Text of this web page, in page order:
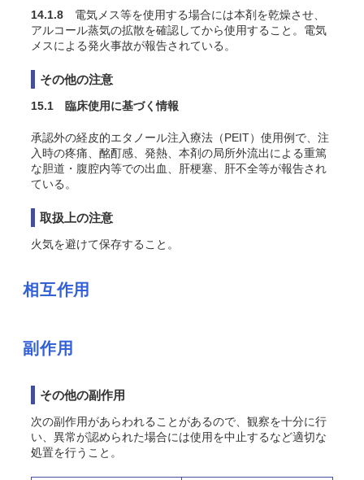
14.1.8 電気メス等を使用する場合には本剤を乾燥させ、
アルコール蒸気の拡散を確認してから使用すること。電気
メスによる発火事故が報告されている。
その他の注意
15.1 臨床使用に基づく情報
承認外の経皮的エタノール注入療法（PEIT）使用例で、注
入時の疼痛、酩酊感、発熱、本剤の局所外流出による重篤
な胆道・腹腔内等での出血、肝梗塞、肝不全等が報告され
ている。
取扱上の注意
火気を避けて保存すること。
相互作用
副作用
その他の副作用
次の副作用があらわれることがあるので、観察を十分に行
い、異常が認められた場合には使用を中止するなど適切な
処置を行うこと。